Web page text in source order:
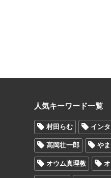
人気キーワード一覧
村田らむ イン
高岡壮一郎 や
オウム真理教